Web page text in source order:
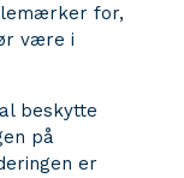
for,
være i
beskytte
på
er